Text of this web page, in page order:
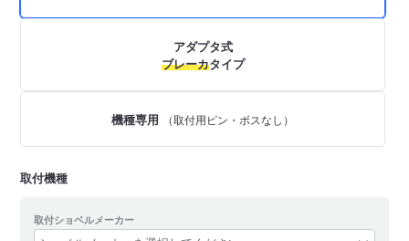
アダプタ式
ブレーカタイプ
機種専用 （取付用ピン・ボスなし）
取付機種
取付ショベルメーカー